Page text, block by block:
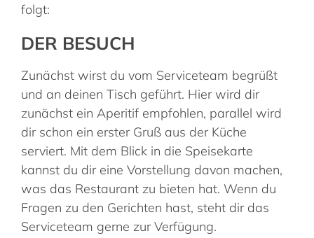
folgt:
DER BESUCH
Zunächst wirst du vom Serviceteam begrüßt
und an deinen Tisch geführt. Hier wird dir
zunächst ein Aperitif empfohlen, parallel wird
dir schon ein erster Gruß aus der Küche
serviert. Mit dem Blick in die Speisekarte
kannst du dir eine Vorstellung davon machen,
was das Restaurant zu bieten hat. Wenn du
Fragen zu den Gerichten hast, steht dir das
Serviceteam gerne zur Verfügung.